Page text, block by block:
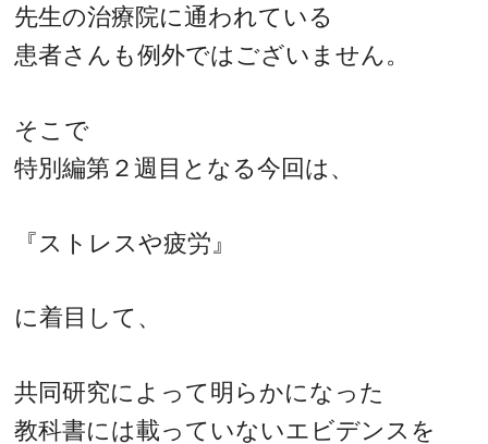
先生の治療院に通われている
患者さんも例外ではございません。
そこで
特別編第２週目となる今回は、
『ストレスや疲労』
に着目して、
共同研究によって明らかになった
教科書には載っていないエビデンスを